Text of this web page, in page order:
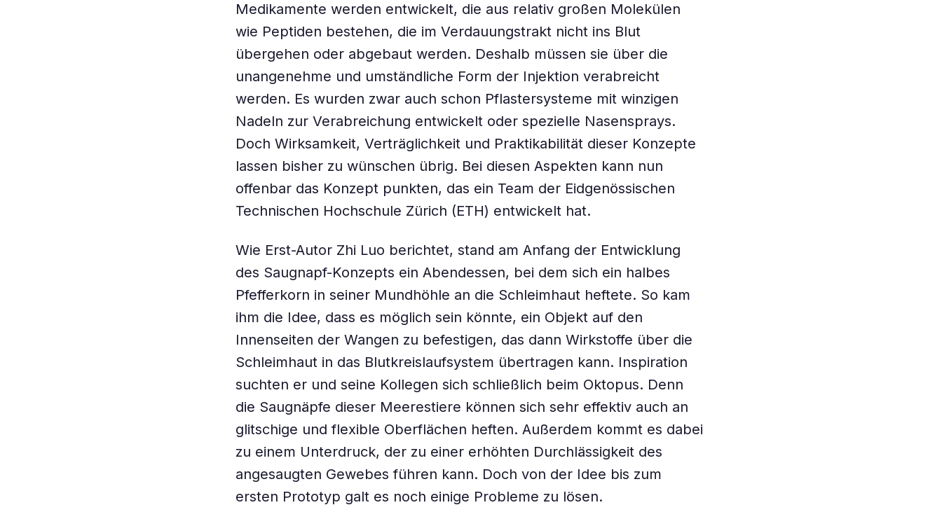
Medikamente werden entwickelt, die aus relativ großen Molekülen
wie Peptiden bestehen, die im Verdauungstrakt nicht ins Blut
übergehen oder abgebaut werden. Deshalb müssen sie über die
unangenehme und umständliche Form der Injektion verabreicht
werden. Es wurden zwar auch schon Pflastersysteme mit winzigen
Nadeln zur Verabreichung entwickelt oder spezielle Nasensprays.
Doch Wirksamkeit, Verträglichkeit und Praktikabilität dieser Konzepte
lassen bisher zu wünschen übrig. Bei diesen Aspekten kann nun
offenbar das Konzept punkten, das ein Team der Eidgenössischen
Technischen Hochschule Zürich (ETH) entwickelt hat.
Wie Erst-Autor Zhi Luo berichtet, stand am Anfang der Entwicklung
des Saugnapf-Konzepts ein Abendessen, bei dem sich ein halbes
Pfefferkorn in seiner Mundhöhle an die Schleimhaut heftete. So kam
ihm die Idee, dass es möglich sein könnte, ein Objekt auf den
Innenseiten der Wangen zu befestigen, das dann Wirkstoffe über die
Schleimhaut in das Blutkreislaufsystem übertragen kann. Inspiration
suchten er und seine Kollegen sich schließlich beim Oktopus. Denn
die Saugnäpfe dieser Meerestiere können sich sehr effektiv auch an
glitschige und flexible Oberflächen heften. Außerdem kommt es dabei
zu einem Unterdruck, der zu einer erhöhten Durchlässigkeit des
angesaugten Gewebes führen kann. Doch von der Idee bis zum
ersten Prototyp galt es noch einige Probleme zu lösen.